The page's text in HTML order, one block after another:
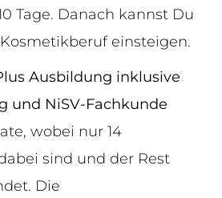
Tage. Danach kannst Du
einsteigen.
Ausbildung inklusive
und NiSV-Fachkunde
wobei nur 14
sind und der Rest
Die